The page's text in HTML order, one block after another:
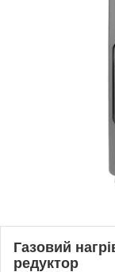
Газовий
редуктор